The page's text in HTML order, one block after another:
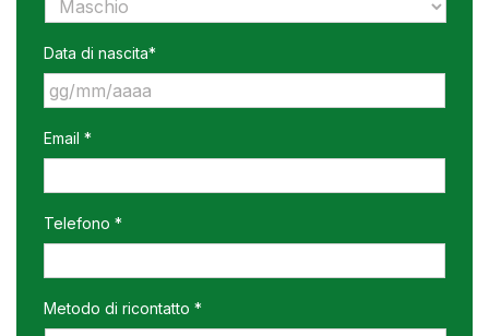
Data di nascita*
slash
MM
slash
AAAA
Email *
Telefono *
Metodo di ricontatto *